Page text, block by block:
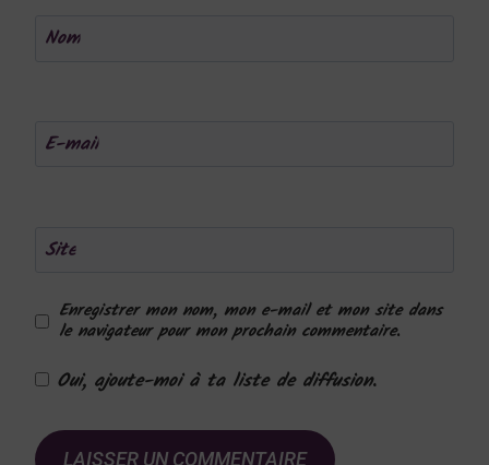
Nom
E-mail
Site
Enregistrer mon nom, mon e-mail et mon site dans
le navigateur pour mon prochain commentaire.
Oui, ajoute-moi à ta liste de diffusion.